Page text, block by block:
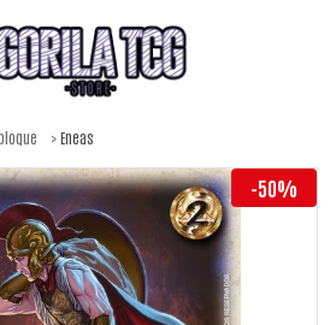
Eneas
-50%